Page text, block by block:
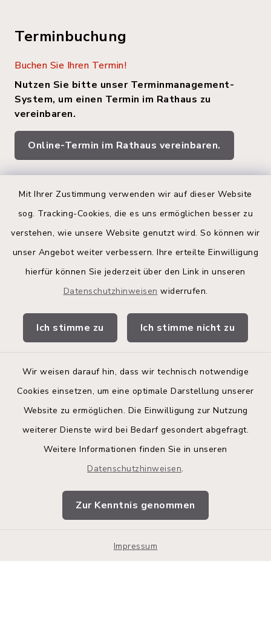
Mit Ihrer Zustimmung verwenden wir auf dieser Website
sog. Tracking-Cookies, die es uns ermöglichen besser zu
verstehen, wie unsere Website genutzt wird. So können wir
unser Angebot weiter verbessern. Ihre erteilte Einwilligung
hierfür können Sie jederzeit über den Link in unseren
Datenschutzhinweisen widerrufen.
Ich stimme zu Ich stimme nicht zu
Wir weisen darauf hin, dass wir technisch notwendige
Cookies einsetzen, um eine optimale Darstellung unserer
Website zu ermöglichen. Die Einwilligung zur Nutzung
weiterer Dienste wird bei Bedarf gesondert abgefragt.
Weitere Informationen finden Sie in unseren
Datenschutzhinweisen.
Zur Kenntnis genommen
Impressum
Terminbuchung
Buchen Sie Ihren Termin!
Nutzen Sie bitte unser Terminmanagement-
System, um einen Termin im Rathaus zu
vereinbaren.
Online-Termin im Rathaus vereinbaren.
Quicklinks
Land Schleswig-Holstein
Kita-Portal
Bürgerinformationsbroschüre
Barrierefreiheit
Impressum
Sitemap